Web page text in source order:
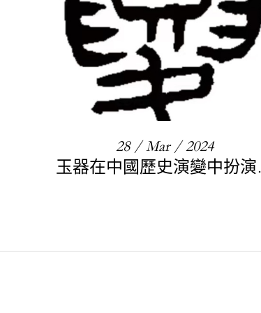
28 / Mar / 2024
玉器在中國歷史演變中扮演